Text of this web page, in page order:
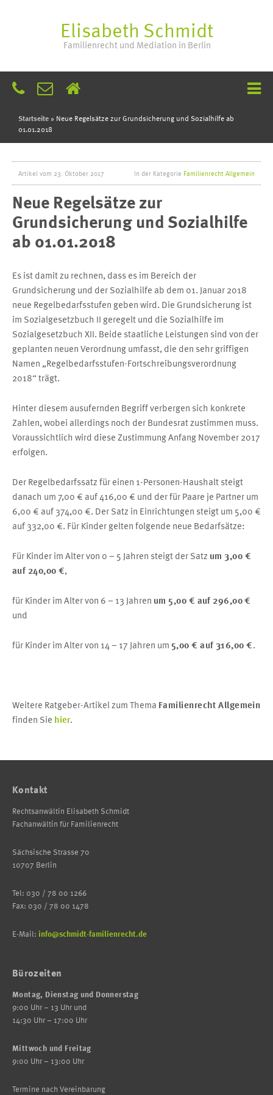
Elisabeth Schmidt
Familienrecht und Mediation in Berlin
Startseite» Neue Regelsätze zur Grundsicherung und Sozialhilfe ab
01.01.2018
Artikel vom 23. Oktober 2017 In der Kategorie Familienrecht Allgemein
Neue Regelsätze zur
Grundsicherung und Sozialhilfe
ab 01.01.2018
Es ist damit zu rechnen, dass es im Bereich der
Grundsicherung und der Sozialhilfe ab dem 01. Januar 2018
neue Regelbedarfsstufen geben wird. Die Grundsicherung ist
im Sozialgesetzbuch II geregelt und die Sozialhilfe im
Sozialgesetzbuch XII. Beide staatliche Leistungen sind von der
geplanten neuen Verordnung umfasst, die den sehr griffigen
Namen „Regelbedarfsstufen-Fortschreibungsverordnung
2018“ trägt.
Hinter diesem ausufernden Begriff verbergen sich konkrete
Zahlen, wobei allerdings noch der Bundesrat zustimmen muss.
Voraussichtlich wird diese Zustimmung Anfang November 2017
erfolgen.
Der Regelbedarfssatz für einen 1-Personen-Haushalt steigt
danach um 7,00 € auf 416,00 € und der für Paare je Partner um
6,00 € auf 374,00 €. Der Satz in Einrichtungen steigt um 5,00 €
auf 332,00 €. Für Kinder gelten folgende neue Bedarfsätze:
Für Kinder im Alter von 0 – 5 Jahren steigt der Satz um 3,00 €
auf 240,00 €,
für Kinder im Alter von 6 – 13 Jahren um 5,00 € auf 296,00 €
und
für Kinder im Alter von 14 – 17 Jahren um 5,00 € auf 316,00 €.
Weitere Ratgeber-Artikel zum Thema Familienrecht Allgemein
finden Sie hier.
Kontakt
Rechtsanwältin Elisabeth Schmidt
Fachanwältin für Familienrecht
Sächsische Strasse 70
10707 Berlin
Tel: 030 / 78 00 1266
Fax: 030 / 78 00 1478
E-Mail: info@schmidt-familienrecht.de
Bürozeiten
Montag, Dienstag und Donnerstag
9:00 Uhr – 13 Uhr und
14:30 Uhr – 17:00 Uhr
Mittwoch und Freitag
9:00 Uhr – 13:00 Uhr
Termine nach Vereinbarung